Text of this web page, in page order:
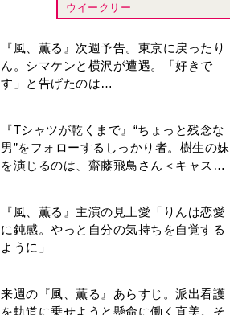
ウイークリー
『風、薫る』次週予告。東京に戻ったり
ん。シマケンと横沢が遭遇。「好きで
す」と告げたのは…
『Tシャツが乾くまで』“ちょっと残念な
男”をフォローするしっかり者。樹生の妹
を演じるのは、齋藤飛鳥さん＜キャスト
『風、薫る』主演の見上愛「りんは恋愛
に鈍感。やっと自分の気持ちを自覚する
ように」
来週の『風、薫る』あらすじ。派出看護
を軌道に乗せようと懸命に働く直美。そ